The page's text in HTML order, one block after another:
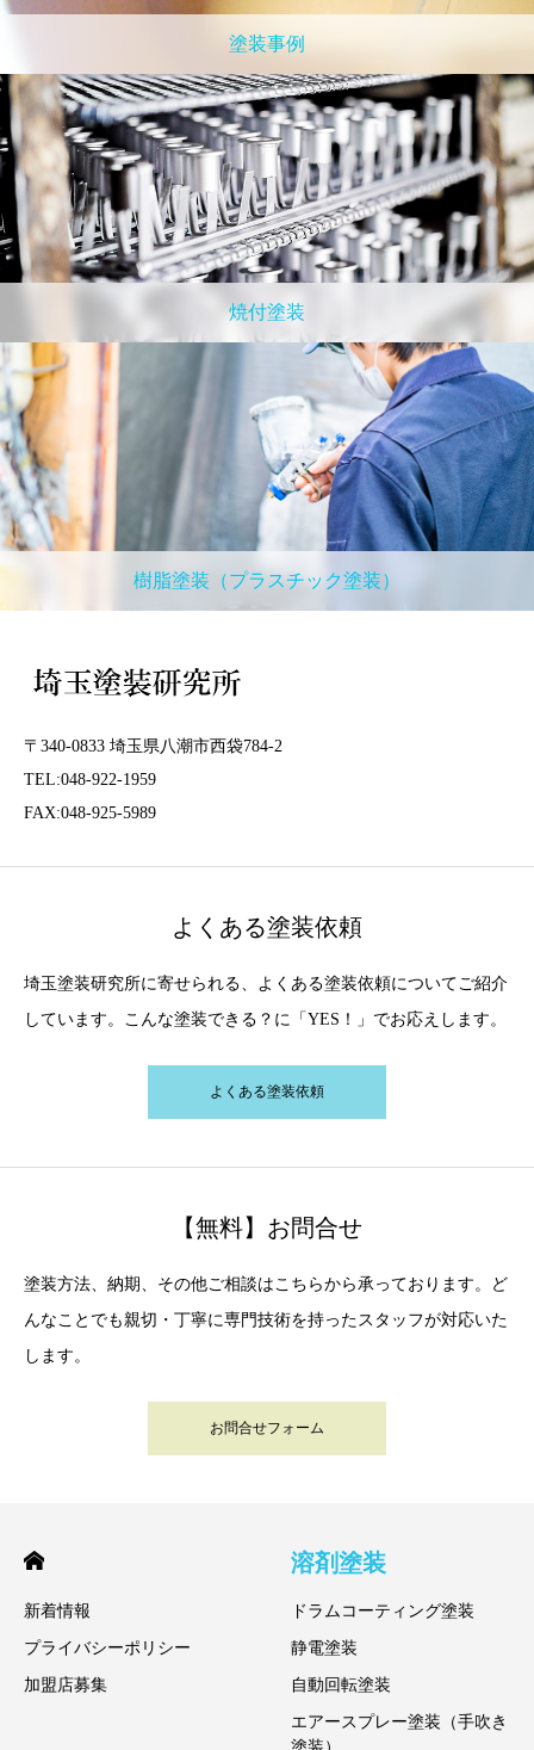
塗装事例
焼付塗装
樹脂塗装（プラスチック塗装）
〒340-0833 埼玉県八潮市西袋784-2
TEL:048-922-1959
FAX:048-925-5989
よくある塗装依頼
埼玉塗装研究所に寄せられる、よくある塗装依頼についてご紹介
しています。こんな塗装できる？に「YES！」でお応えします。
よくある塗装依頼
【無料】お問合せ
塗装方法、納期、その他ご相談はこちらから承っております。ど
んなことでも親切・丁寧に専門技術を持ったスタッフが対応いた
します。
お問合せフォーム
新着情報
プライバシーポリシー
加盟店募集
溶剤塗装
ドラムコーティング塗装
静電塗装
自動回転塗装
エアースプレー塗装（手吹き